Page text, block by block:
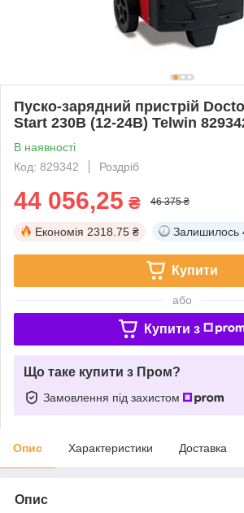
Пуско-зарядний пристрій
Start 230В (12-24В) Telwin
В наявності
Код: 829342
Роздріб
44 056,25 ₴ 46 375 ₴
Економія 2318.75 ₴ Залишилось
Купити
або
Купити з
Що таке купити з Пром?
Замовлення під захистом
Опис Характеристики Доставка
Опис